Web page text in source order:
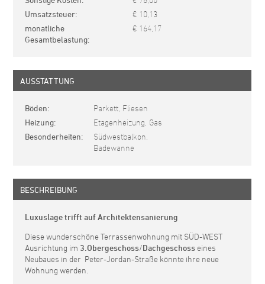
Umsatzsteuer € 10,13
monatliche
Gesamtbelastung
€ 164,17
AUSSTATTUNG
Böden Parkett, Fliesen
Heizung Etagenheizung, Gas
Besonderheiten
Südwestbalkon,
Badewanne
BESCHREIBUNG
Luxuslage trifft auf Architektensanierung
Diese wunderschöne Terrassenwohnung mit SÜD-WEST
Ausrichtung im 3.Obergeschoss/Dachgeschoss eines
Neubaues in der Peter-Jordan-Straße könnte ihre neue
Wohnung werden.